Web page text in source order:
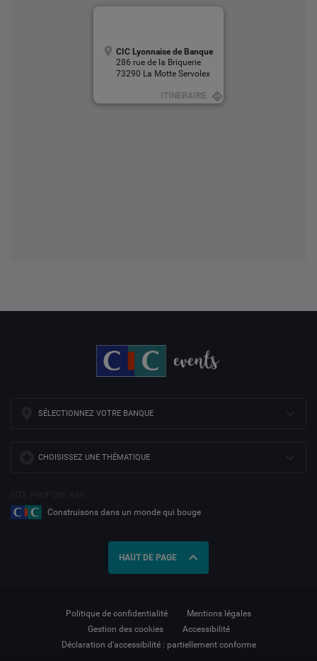
CIC Lyonnaise de Banque
286 rue de la Briquerie
73290 La Motte Servolex
ITINERAIRE
SÉLECTIONNEZ VOTRE BANQUE
CHOISISSEZ UNE THÉMATIQUE
Construisons dans un monde qui bouge
HAUT DE PAGE expand_less
Politique de confidentialité
Mentions légales
Gestion des cookies
Accessibilité
Déclaration d'accessibilité : partiellement conforme